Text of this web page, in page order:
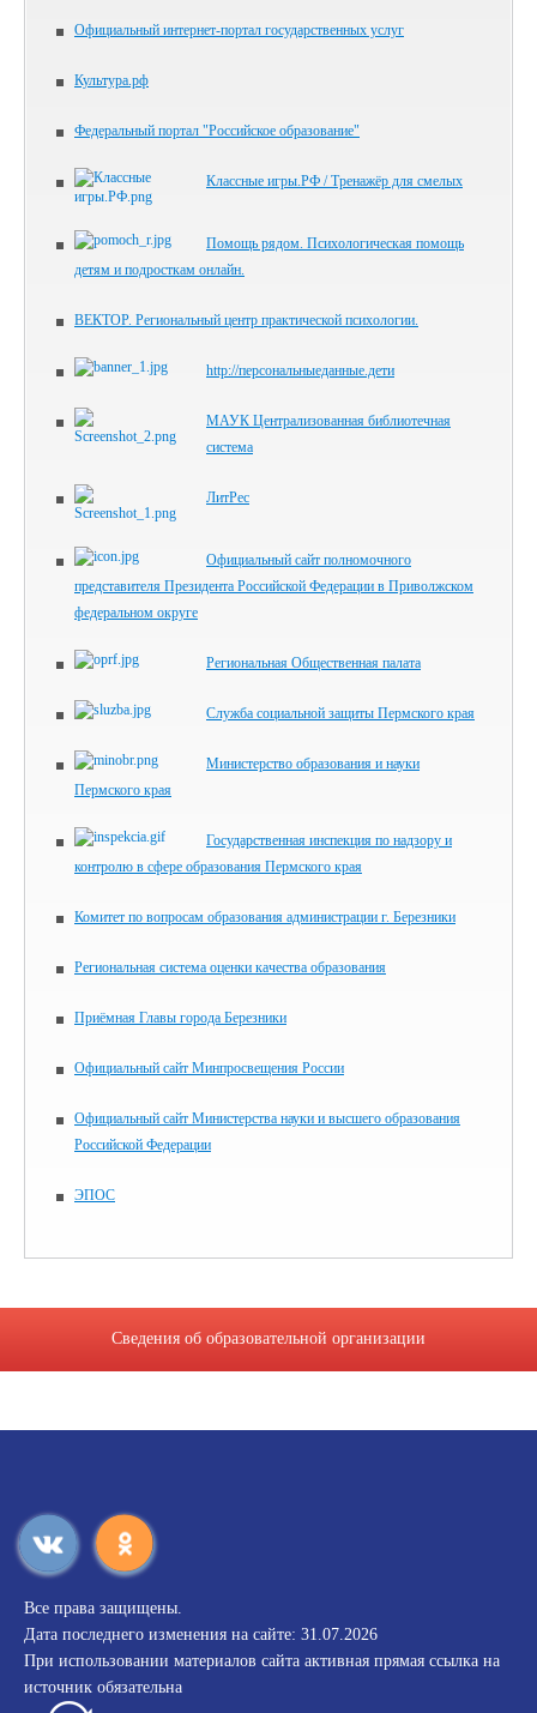
Официальный интернет-портал государственных услуг
Культура.рф
Федеральный портал "Российское образование"
Классные игры.РФ / Тренажёр для смелых
Помощь рядом. Психологическая помощь
детям и подросткам онлайн.
ВЕКТОР. Региональный центр практической психологии.
http://персональныеданные.дети
МАУК Централизованная библиотечная
система
ЛитРес
Официальный сайт полномочного
представителя Президента Российской Федерации в Приволжском
федеральном округе
Региональная Общественная палата
Служба социальной защиты Пермского края
Министерство образования и науки
Пермского края
Государственная инспекция по надзору и
контролю в сфере образования Пермского края
Комитет по вопросам образования администрации г. Березники
Региональная система оценки качества образования
Приёмная Главы города Березники
Официальный сайт Минпросвещения России
Официальный сайт Министерства науки и высшего образования
Российской Федерации
ЭПОС
Сведения об образовательной организации
Все права защищены.
Дата последнего изменения на сайте: 31.07.2026
При использовании материалов сайта активная прямая ссылка на
источник обязательна